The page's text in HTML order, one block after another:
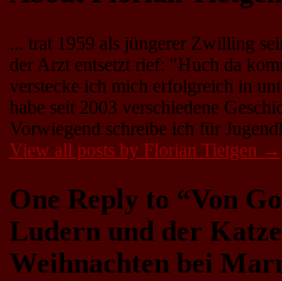
... trat 1959 als jüngerer Zwilling
der Arzt entsetzt rief: "Huch da
verstecke ich mich erfolgreich in
habe seit 2003 verschiedene
Vorwiegend schreibe ich für
View all posts by Florian Tietgen →
One Reply to “Von
Ludern und der
Weihnachten bei